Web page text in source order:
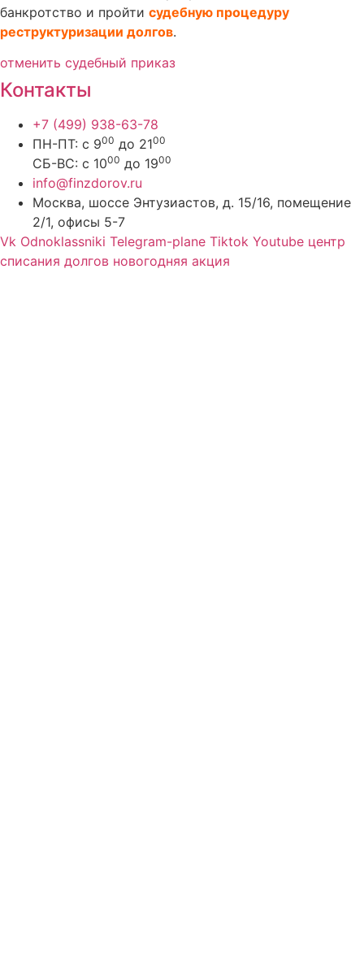
банкротство и пройти судебную процедуру
реструктуризации долгов.
отменить судебный приказ
Контакты
+7 (499) 938-63-78
ПН-ПТ: с 900 до 2100
СБ-ВС: с 1000 до 1900
info@finzdorov.ru
Москва, шоссе Энтузиастов, д. 15/16, помещение
2/1, офисы 5-7
Vk Odnoklassniki Telegram-plane Tiktok Youtube центр
списания долгов новогодняя акция